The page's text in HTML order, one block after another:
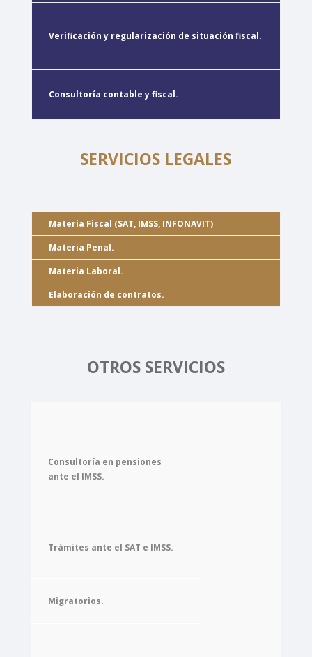
Verificación y regularización de situación fiscal.
Consultoría contable y fiscal.
SERVICIOS LEGALES
Materia Fiscal (SAT, IMSS, INFONAVIT)
Materia Penal.
Materia Laboral.
Elaboración de contratos.
OTROS SERVICIOS
Consultoría en pensiones
ante el IMSS.
Trámites ante el SAT e IMSS.
Migratorios.